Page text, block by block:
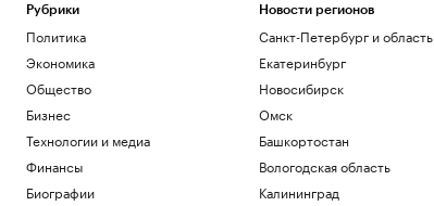
Рубрики
Политика
Экономика
Общество
Бизнес
Технологии и медиа
Финансы
Биографии
Новости регионов
Санкт-Петербург и область
Екатеринбург
Новосибирск
Омск
Башкортостан
Вологодская область
Калининград